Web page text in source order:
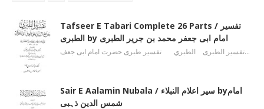
Tafseer E Tabari Complete 26 Parts / تفسیر
الطبری by امام ابی جعفر محمد بن جریر الطبری
تفسیر الطبری الطبري تفسیر طبری حضرت امام ابی جعف…
Sair E Aalamin Nubala / سیر اعلام النبلاء byامام
شمس الدین ذہبی